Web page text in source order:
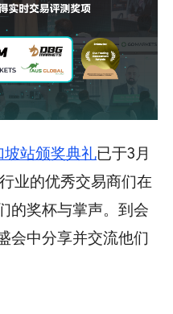
坡站颁奖典礼已于3月
业的优秀交易商们在
的奖杯与掌声。到会
会中分享并交流他们